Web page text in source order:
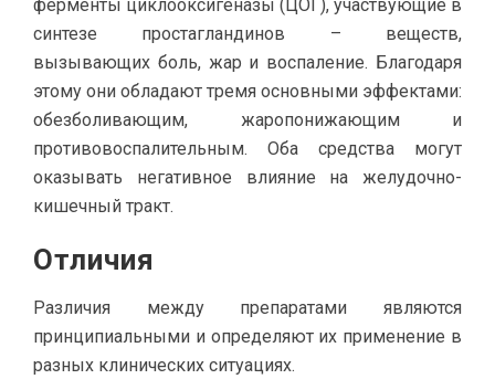
ферменты циклооксигеназы (ЦОГ), участвующие в
синтезе простагландинов – веществ,
вызывающих боль, жар и воспаление. Благодаря
этому они обладают тремя основными эффектами:
обезболивающим, жаропонижающим и
противовоспалительным. Оба средства могут
оказывать негативное влияние на желудочно-
кишечный тракт.
Отличия
Различия между препаратами являются
принципиальными и определяют их применение в
разных клинических ситуациях.